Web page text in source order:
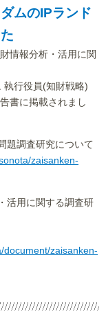
ムのIPランド
情報分析・活用に関
執行役員(知財戦略)
書に掲載されまし
題調査研究について
zaisanken-
活用に関する調査研
document/zaisanken-